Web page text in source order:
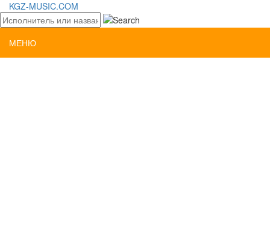
KGZ-MUSIC.COM
МЕНЮ